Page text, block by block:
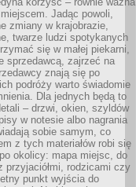
Jadąc powoli,
zmiany w krajobrazie,
twarze ludzi spotykanych
się w małej piekarni,
sprzedawcą, zajrzeć na
znają się po
podróży warto świadomie
Dla jednych będą to
– drzwi, okien, szyldów
w notesie albo nagrania
sobie samym, co
z tych materiałów robi się
okolicy: mapa miejsc, do
przyjaciółmi, rodzicami czy
punkt wyjścia do